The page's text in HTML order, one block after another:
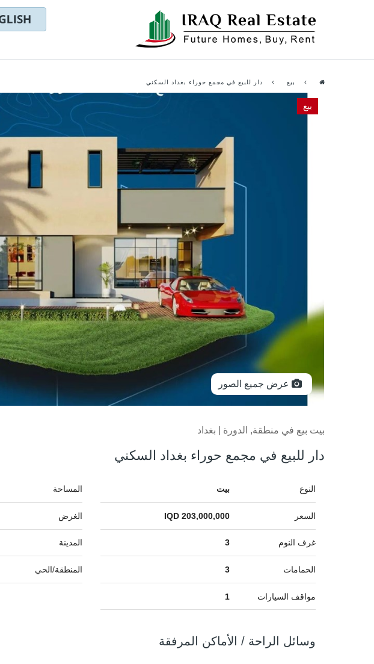
بيع دار للبيع في مجمع حوراء بغداد السكني
بيع
عرض جميع الصور
بيت بيع في منطقة, الدورة | بغداد
دار للبيع في مجمع حوراء بغداد السكني
النوع بيت
السعر IQD 203,000,000
غرف النوم 3
الحمامات 3
مواقف السيارات 1
المساحة
الغرض
المدينة
المنطقة/الحي
وسائل الراحة / الأماكن المرفقة